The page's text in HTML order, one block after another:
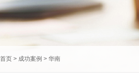
首页 > 成功案例 > 华南